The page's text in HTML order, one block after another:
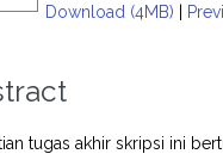
Download (4MB) |
tugas akhir skripsi ini